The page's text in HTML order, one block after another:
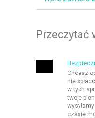
Przeczytać
Chcesz
nie
w tych
twoje
czasie